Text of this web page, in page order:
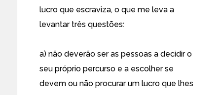
lucro que escraviza, o que me leva a
levantar três questões:
a) não deverão ser as pessoas a decidir o
seu próprio percurso e a escolher se
devem ou não procurar um lucro que lhes